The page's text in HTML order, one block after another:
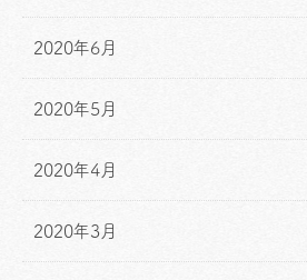
2020年6月
2020年5月
2020年4月
2020年3月